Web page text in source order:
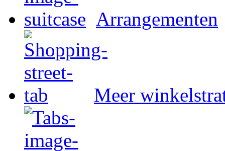
Arrangementen
Meer